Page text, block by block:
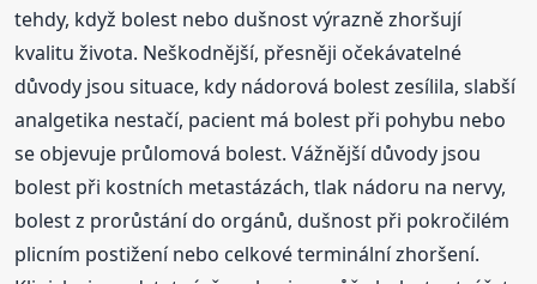
tehdy, když bolest nebo dušnost výrazně zhoršují
kvalitu života. Neškodnější, přesněji očekávatelné
důvody jsou situace, kdy nádorová bolest zesílila, slabší
analgetika nestačí, pacient má bolest při pohybu nebo
se objevuje průlomová bolest. Vážnější důvody jsou
bolest při kostních metastázách, tlak nádoru na nervy,
bolest z prorůstání do orgánů, dušnost při pokročilém
plicním postižení nebo celkové terminální zhoršení.